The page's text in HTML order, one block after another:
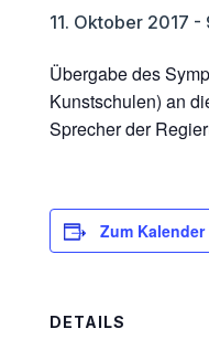
11. Oktober 2017 -
Übergabe des
Kunstschulen) an
Sprecher der
Zum
DETAILS